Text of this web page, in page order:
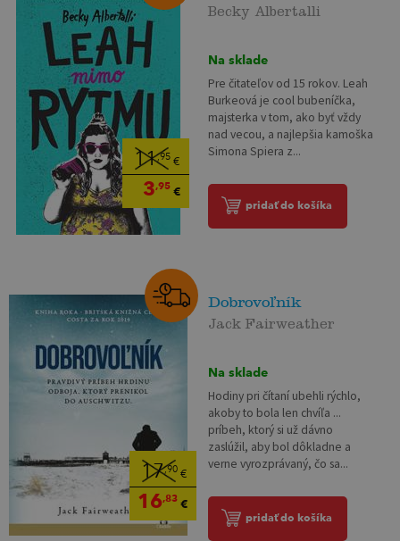
11,95€
3,95€
Becky Albertalli
Na sklade
Pre čitateľov od 15 rokov. Leah
Burkeová je cool bubeníčka,
majsterka v tom, ako byť vždy
nad vecou, a najlepšia kamoška
Simona Spiera z...
pridať do košíka
17,90€
16,83€
Dobrovoľník
Jack Fairweather
Na sklade
Hodiny pri čítaní ubehli rýchlo,
akoby to bola len chvíľa ...
príbeh, ktorý si už dávno
zaslúžil, aby bol dôkladne a
verne vyrozprávaný, čo sa...
pridať do košíka